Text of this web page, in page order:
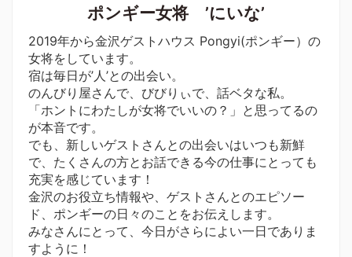
ポンギー女将 ’にいな’
2019年から金沢ゲストハウス Pongyi(ポンギー）の
女将をしています。
宿は毎日が’人’との出会い。
のんびり屋さんで、びびりぃで、話ベタな私。
「ホントにわたしが女将でいいの？」と思ってるの
が本音です。
でも、新しいゲストさんとの出会いはいつも新鮮
で、たくさんの方とお話できる今の仕事にとっても
充実を感じています！
金沢のお役立ち情報や、ゲストさんとのエピソー
ド、ポンギーの日々のことをお伝えします。
みなさんにとって、今日がさらによい一日でありま
すように！